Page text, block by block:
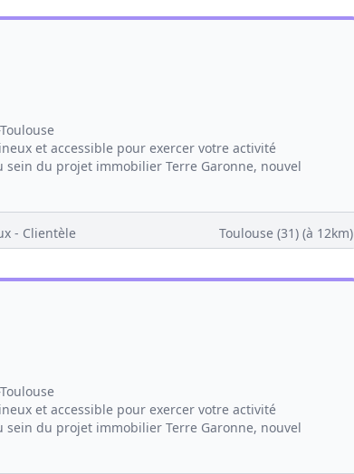
et accessible pour exercer votre activité
du projet immobilier Terre Garonne, nouvel
- Clientèle Toulouse (31)(à 12km)
et accessible pour exercer votre activité
du projet immobilier Terre Garonne, nouvel